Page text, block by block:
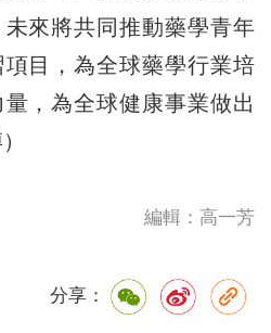
來將共同推動藥學青年
目，為全球藥學行業培
，為全球健康事業做出
編輯：高一芳
分享：